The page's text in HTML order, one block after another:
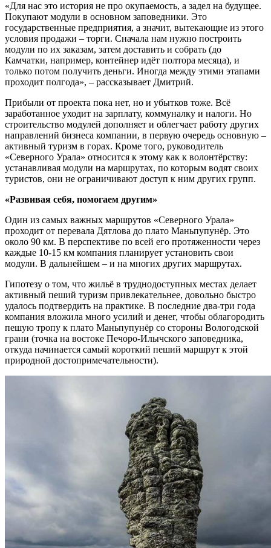
«Для нас это история не про окупаемость, а задел на будущее.
Покупают модули в основном заповедники. Это
государственные предприятия, а значит, вытекающие из этого
условия продажи – торги. Сначала нам нужно построить
модули по их заказам, затем доставить и собрать (до
Камчатки, например, контейнер идёт полтора месяца), и
только потом получить деньги. Иногда между этими этапами
проходит полгода», – рассказывает Дмитрий.
Прибыли от проекта пока нет, но и убытков тоже. Всё
заработанное уходит на зарплату, коммуналку и налоги. Но
строительство модулей дополняет и облегчает работу других
направлений бизнеса компании, в первую очередь основную –
активный туризм в горах. Кроме того, руководитель
«Северного Урала» относится к этому как к волонтёрству:
устанавливая модули на маршрутах, по которым водят своих
туристов, они не ограничивают доступ к ним других групп.
«Развивая себя, помогаем другим»
Один из самых важных маршрутов «Северного Урала»
проходит от перевала Дятлова до плато Маньпупунёр. Это
около 90 км. В перспективе по всей его протяженности через
каждые 10-15 км компания планирует установить свои
модули. В дальнейшем – и на многих других маршрутах.
Гипотезу о том, что жильё в труднодоступных местах делает
активный пеший туризм привлекательнее, довольно быстро
удалось подтвердить на практике. В последние два-три года
компания вложила много усилий и денег, чтобы облагородить
пешую тропу к плато Маньпупунёр со стороны Вологодской
грани (точка на востоке Печоро-Илычского заповедника,
откуда начинается самый короткий пеший маршрут к этой
природной достопримечательности).